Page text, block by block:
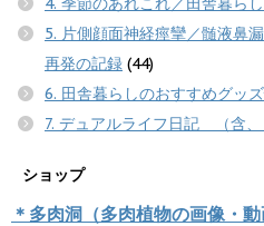
5. 片側顔面神経痙攣／髄液鼻
再発の記録 (44)
6. 田舎暮らしのおすすめグッ
7. デュアルライフ日記 （含、
ショップ
＊多肉洞（多肉植物の画像・動